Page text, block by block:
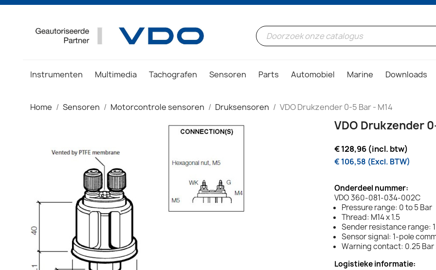
Instrumenten Multimedia Tachografen Sensoren Parts Automobiel Marine Downloads
Home Sensoren Motorcontrole sensoren Druksensoren VDO Drukzender 0-5 Bar - M14
VDO Drukzender
€ 128,96 (incl. btw)
€ 106,58 (Excl. BTW)
Onderdeel nummer:
VDO 360-081-034-002C
Pressure range: 0 to 5 Bar
Thread: M14 x 1.5
Sender resistance range:
Sensor signal: 1-pole
Warning contact: 0.25 Bar
Logistieke informatie: